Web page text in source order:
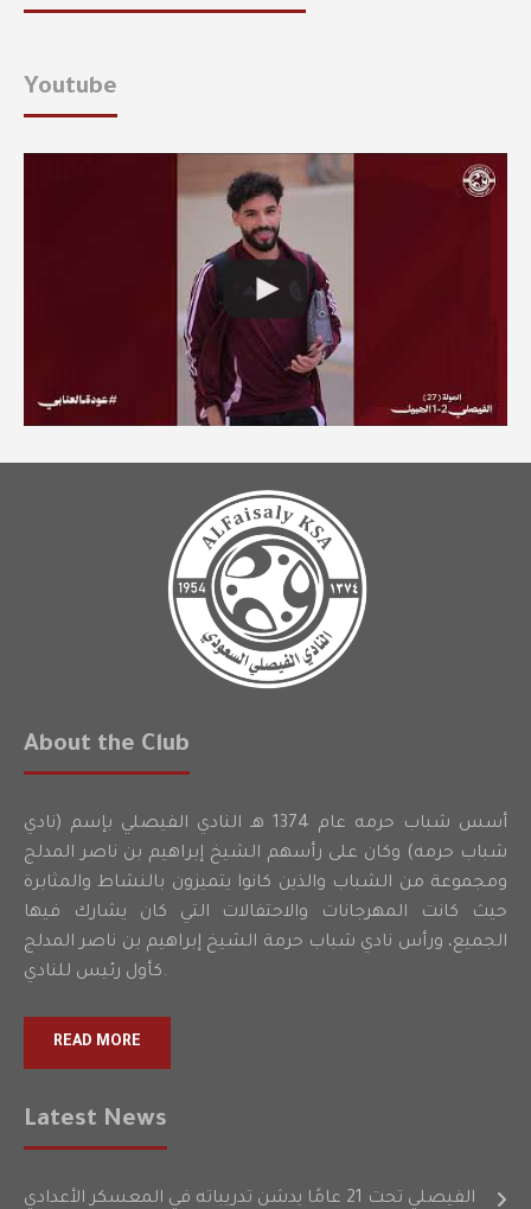
Youtube
About the Club
أسس شباب حرمه عام 1374 هـ النادي الفيصلي بإسم (نادي
شباب حرمه) وكان على رأسهم الشيخ إبراهيم بن ناصر المدلج
ومجموعة من الشباب والذين كانوا يتميزون بالنشاط والمثابرة
حيث كانت المهرجانات والاحتفالات التي كان يشارك فيها
الجميع، ورأس نادي شباب حرمة الشيخ إبراهيم بن ناصر المدلج
كأول رئيس للنادي.
READ MORE
Latest News
الفيصلي تحت 21 عامًا يدشن تدريباته في المعسكر الأعدادي